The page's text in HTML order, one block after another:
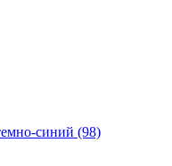
синий (98)